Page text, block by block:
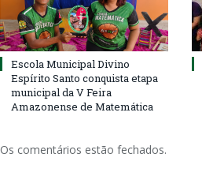
Escola Municipal Divino
Espírito Santo conquista etapa
municipal da V Feira
Amazonense de Matemática
Os comentários estão fechados.